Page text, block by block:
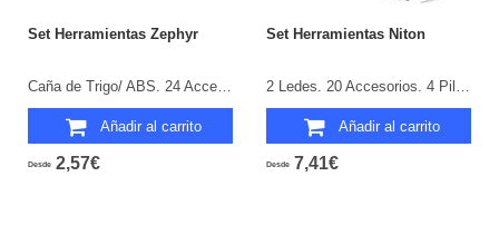
Set Herramientas Zephyr
Caña de Trigo/ ABS. 24 Accesorios.
Añadir al carrito
Desde 2,57€
Set Herramientas Niton
2 Ledes. 20 Accesorios. 4 Pilas AAA No Incluidas.
Añadir al carrito
Desde 7,41€